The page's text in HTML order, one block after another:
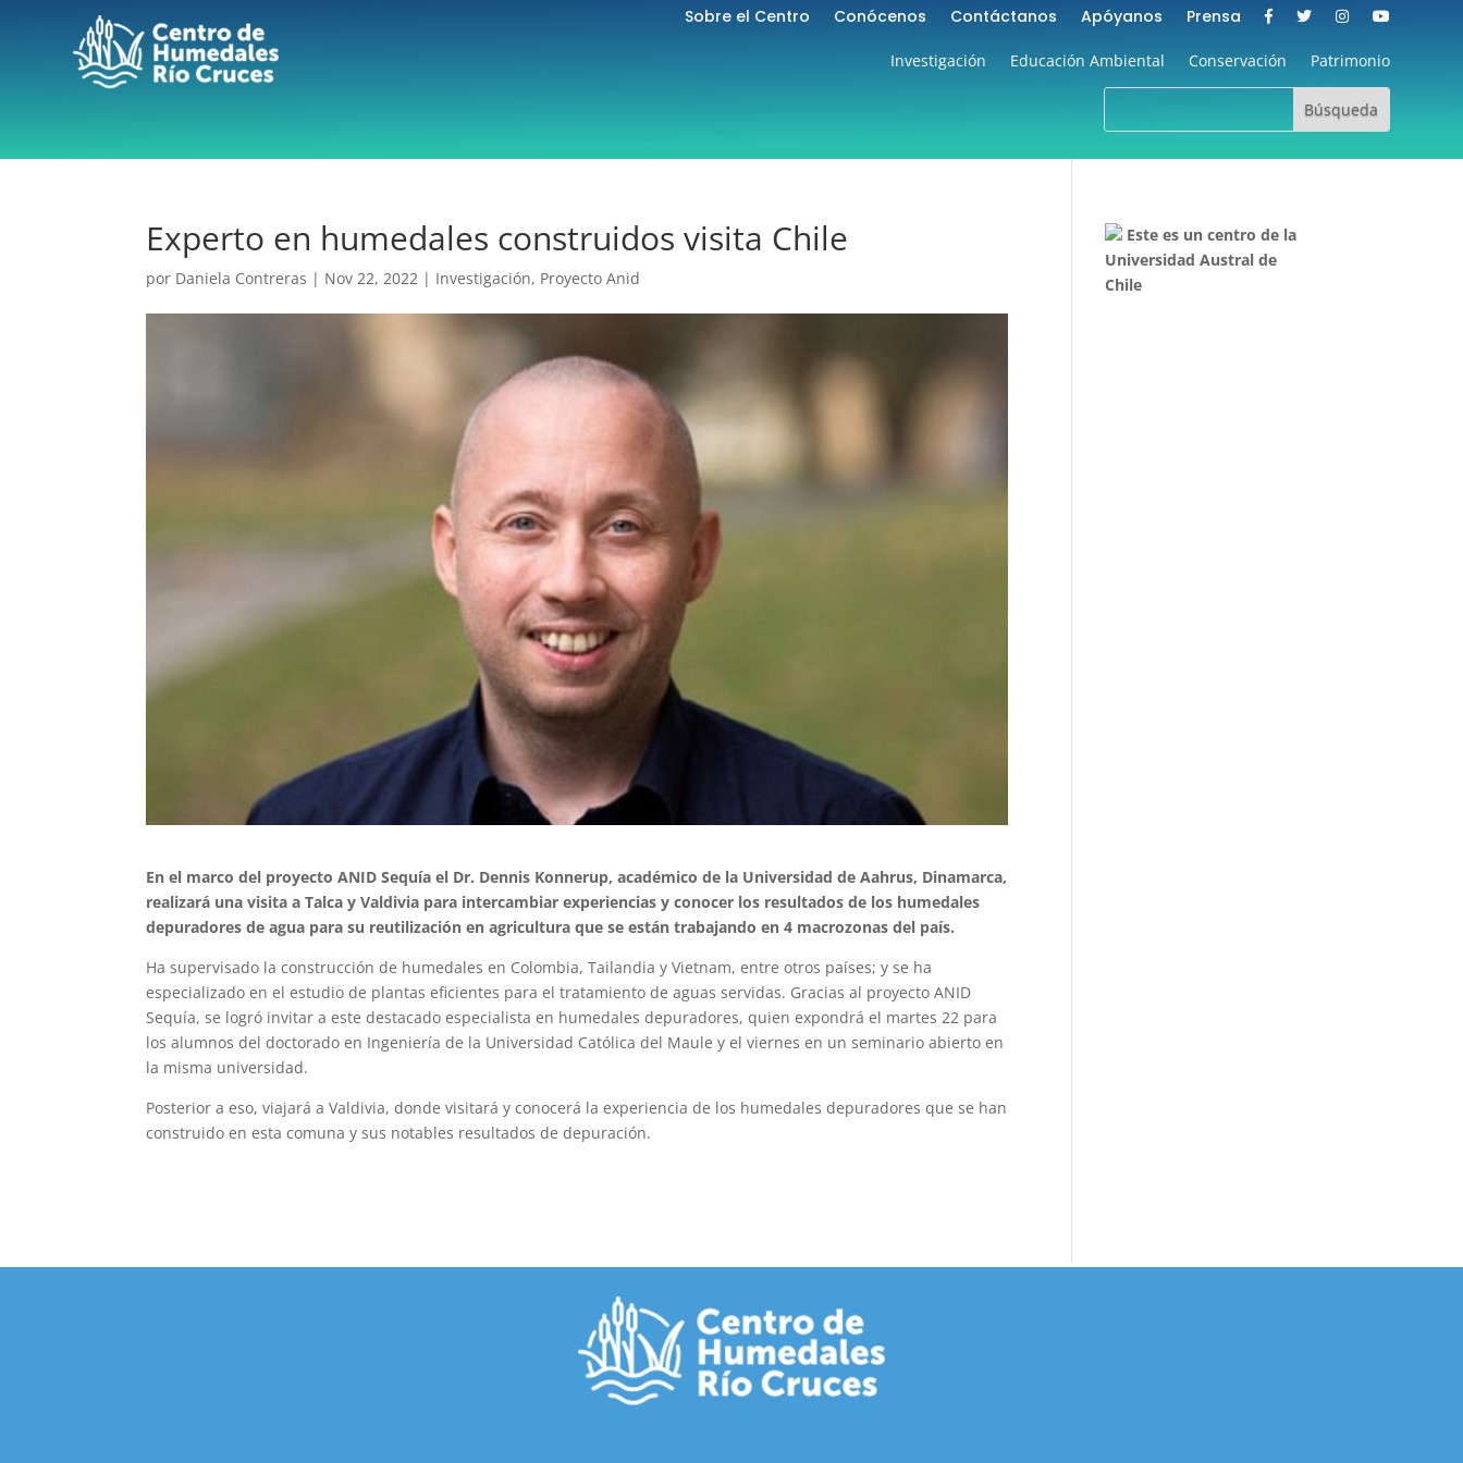
Sobre el Centro Conócenos Contáctanos Apóyanos Prensa
Investigación Educación Ambiental Conservación Patrimonio
Experto en humedales construidos visita Chile
por Daniela Contreras | Nov 22, 2022 | Investigación, Proyecto Anid
En el marco del proyecto ANID Sequía el Dr. Dennis Konnerup, académico de la Universidad de Aahrus, Dinamarca,
realizará una visita a Talca y Valdivia para intercambiar experiencias y conocer los resultados de los humedales
depuradores de agua para su reutilización en agricultura que se están trabajando en 4 macrozonas del país.
Ha supervisado la construcción de humedales en Colombia, Tailandia y Vietnam, entre otros países; y se ha
especializado en el estudio de plantas eficientes para el tratamiento de aguas servidas. Gracias al proyecto ANID
Sequía, se logró invitar a este destacado especialista en humedales depuradores, quien expondrá el martes 22 para
los alumnos del doctorado en Ingeniería de la Universidad Católica del Maule y el viernes en un seminario abierto en
la misma universidad.
Posterior a eso, viajará a Valdivia, donde visitará y conocerá la experiencia de los humedales depuradores que se han
construido en esta comuna y sus notables resultados de depuración.
Este es un centro de la
Universidad Austral de
Chile